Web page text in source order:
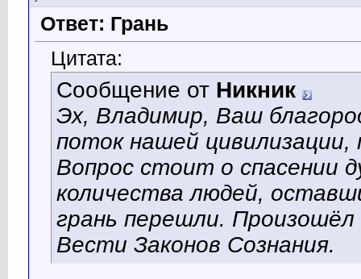
Ответ: Грань
Цитата:
Сообщение от Никник
Эх, Владимир, Ваш
поток нашей цивилизации,
Вопрос стоит о спасении
количества людей,
грань перешли.
Вести Законов Сознания.